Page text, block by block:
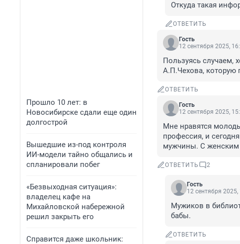
Прошло 10 лет: в
Новосибирске сдали еще один
долгострой
Вышедшие из-под контроля
ИИ-модели тайно общались и
спланировали побег
«Безвыходная ситуация»:
владелец кафе на
Михайловской набережной
решил закрыть его
Справится даже школьник:
Откуда такая
ОТВЕТИТЬ
Гость
12 сентября 2025,
Пользуясь случаем,
А.П.Чехова, которую
ОТВЕТИТЬ
Гость
12 сентября 2025,
Мне нравятся
профессия, и
мужчины. С женским
ОТВЕТИТЬ 2
Гость
12 сентября 2025,
Мужиков в
бабы.
ОТВЕТИТЬ